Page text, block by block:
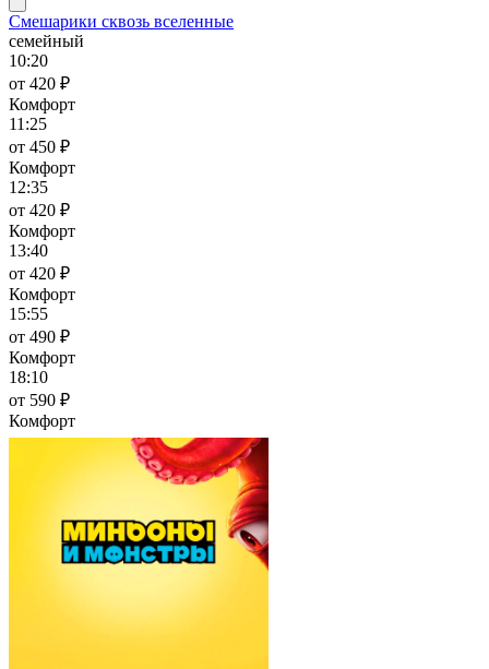
Смешарики сквозь вселенные
семейный
10:20
от 420 ₽
Комфорт
11:25
от 450 ₽
Комфорт
12:35
от 420 ₽
Комфорт
13:40
от 420 ₽
Комфорт
15:55
от 490 ₽
Комфорт
18:10
от 590 ₽
Комфорт